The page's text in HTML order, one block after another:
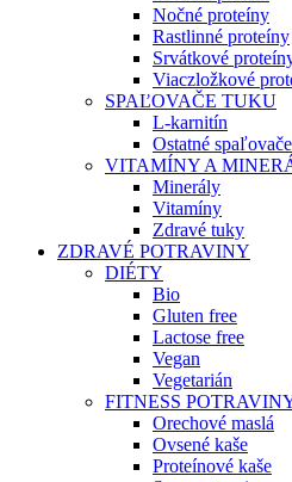
Nočné proteíny
Rastlinné proteíny
Srvátkové
Viaczložkové
SPAĽOVAČE TUKU
L-karnitín
Ostatné
VITAMÍNY A
Minerály
Vitamíny
Zdravé tuky
ZDRAVÉ POTRAVINY
DIÉTY
Bio
Gluten free
Lactose free
Vegan
Vegetarián
FITNESS
Orechové maslá
Ovsené kaše
Proteínové kaše